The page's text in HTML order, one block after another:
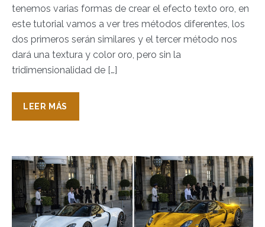
tenemos varias formas de crear el efecto texto oro, en
este tutorial vamos a ver tres métodos diferentes, los
dos primeros serán similares y el tercer método nos
dará una textura y color oro, pero sin la
tridimensionalidad de […]
LEER MÁS